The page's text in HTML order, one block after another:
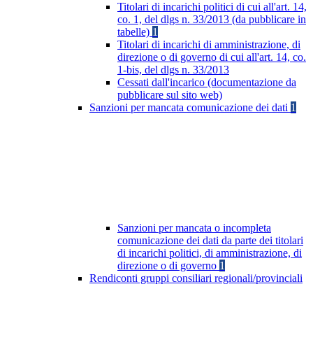
Titolari di incarichi politici di cui all'art. 14,
co. 1, del dlgs n. 33/2013 (da pubblicare in
tabelle) 1
Titolari di incarichi di amministrazione, di
direzione o di governo di cui all'art. 14, co.
1-bis, del dlgs n. 33/2013
Cessati dall'incarico (documentazione da
pubblicare sul sito web)
Sanzioni per mancata comunicazione dei dati 1
Sanzioni per mancata o incompleta
comunicazione dei dati da parte dei titolari
di incarichi politici, di amministrazione, di
direzione o di governo 1
Rendiconti gruppi consiliari regionali/provinciali